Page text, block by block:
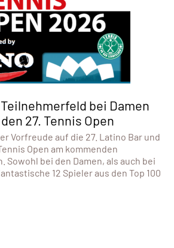
bei Damen
27. Tennis Open
Vorfreude auf die 27. Latino Bar und
Open am kommenden
Sowohl bei den Damen, als auch bei
12 Spieler aus den Top 100